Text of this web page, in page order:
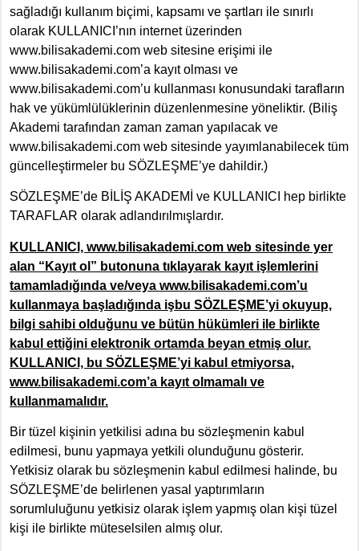
sağladığı kullanım biçimi, kapsamı ve şartları ile sınırlı
olarak KULLANICI’nın internet üzerinden
www.bilisakademi.com web sitesine erişimi ile
www.bilisakademi.com’a kayıt olması ve
www.bilisakademi.com’u kullanması konusundaki tarafların
hak ve yükümlülüklerinin düzenlenmesine yöneliktir. (Biliş
Akademi tarafından zaman zaman yapılacak ve
www.bilisakademi.com web sitesinde yayımlanabilecek tüm
güncelleştirmeler bu SÖZLEŞME’ye dahildir.)
SÖZLEŞME’de BİLİŞ AKADEMİ ve KULLANICI hep birlikte
TARAFLAR olarak adlandırılmışlardır.
KULLANICI, www.bilisakademi.com web sitesinde yer
alan “Kayıt ol” butonuna tıklayarak kayıt işlemlerini
tamamladığında ve/veya www.bilisakademi.com’u
kullanmaya başladığında işbu SÖZLEŞME’yi okuyup,
bilgi sahibi olduğunu ve bütün hükümleri ile birlikte
kabul ettiğini elektronik ortamda beyan etmiş olur.
KULLANICI, bu SÖZLEŞME’yi kabul etmiyorsa,
www.bilisakademi.com’a kayıt olmamalı ve
kullanmamalıdır.
Bir tüzel kişinin yetkilisi adına bu sözleşmenin kabul
edilmesi, bunu yapmaya yetkili olunduğunu gösterir.
Yetkisiz olarak bu sözleşmenin kabul edilmesi halinde, bu
SÖZLEŞME’de belirlenen yasal yaptırımların
sorumluluğunu yetkisiz olarak işlem yapmış olan kişi tüzel
kişi ile birlikte müteselsilen almış olur.